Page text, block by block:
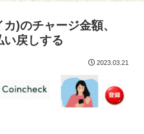
)のチャージ金額、
い戻しする
2023.03.21